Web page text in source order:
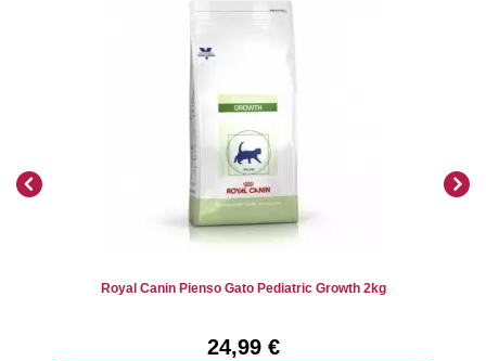
Royal Canin Pienso Gato Pediatric Growth 2kg
24,99 €